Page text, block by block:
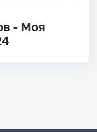
- Моя